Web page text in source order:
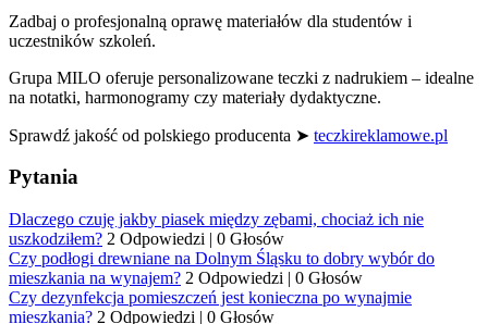
Zadbaj o profesjonalną oprawę materiałów dla studentów i
uczestników szkoleń.
Grupa MILO oferuje personalizowane teczki z nadrukiem – idealne
na notatki, harmonogramy czy materiały dydaktyczne.
Sprawdź jakość od polskiego producenta ➤ teczkireklamowe.pl
Pytania
Dlaczego czuję jakby piasek między zębami, chociaż ich nie
uszkodziłem? 2 Odpowiedzi | 0 Głosów
Czy podłogi drewniane na Dolnym Śląsku to dobry wybór do
mieszkania na wynajem? 2 Odpowiedzi | 0 Głosów
Czy dezynfekcja pomieszczeń jest konieczna po wynajmie
mieszkania? 2 Odpowiedzi | 0 Głosów